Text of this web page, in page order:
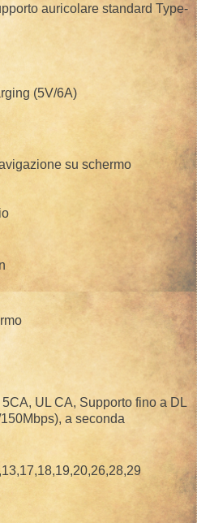
auricolare standard Type-
(5V/6A)
su schermo
UL CA, Supporto fino a DL
a seconda